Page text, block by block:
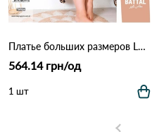
Платье больших размеров LADY 7279 Леопардовый
564.14 грн/од
1 шт